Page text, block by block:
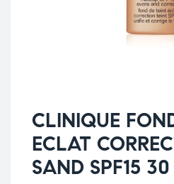
CLINIQUE
ECLAT
SAND SPF15 30